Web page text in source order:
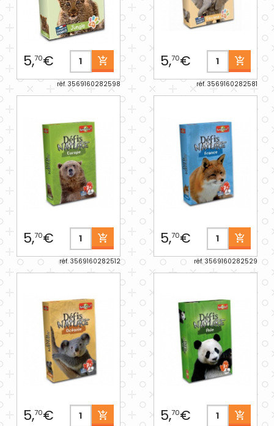
5,70€
réf. 3569160282598
5,70€
réf. 3569160282581
5,70€
réf. 3569160282512
5,70€
réf. 3569160282529
5,70€ 5,70€